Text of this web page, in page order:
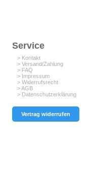
Service
> Kontakt
> Versand/Zahlung
> FAQ
> Impressum
> Widerrufsrecht
> AGB
> Datenschutzerklärung
Vertrag widerrufen